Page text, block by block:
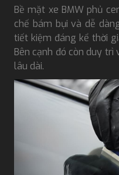
Bề mặt xe BMW phủ
chế bám bụi và dễ
tiết kiệm đáng kể thời
Bên cạnh đó còn duy trì
lâu dài.